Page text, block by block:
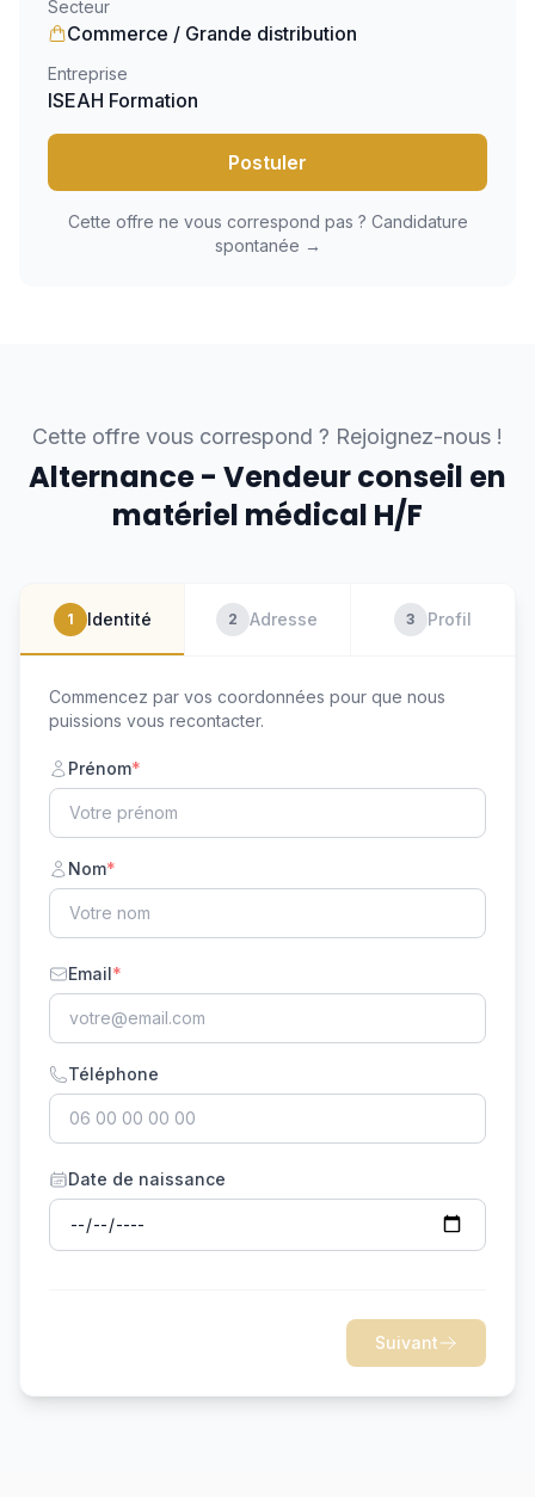
Secteur
Commerce / Grande distribution
Entreprise
ISEAH Formation
Postuler
Cette offre ne vous correspond pas ? Candidature
spontanée →
Cette offre vous correspond ? Rejoignez-nous !
Alternance - Vendeur conseil en
matériel médical H/F
1 Identité 2 Adresse 3 Profil
Commencez par vos coordonnées pour que nous
puissions vous recontacter.
Prénom*
Nom*
Email*
Téléphone
Date de naissance
Suivant